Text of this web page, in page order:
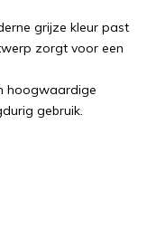
grijze kleur past
zorgt voor een
hoogwaardige
gebruik.